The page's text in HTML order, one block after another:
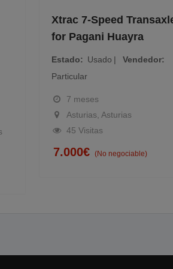
Xtrac 7-Speed Transaxle
for Pagani Huayra
Estado Usado
Vendedor
Particular
7 meses
Asturias, Asturias
45 Visitas
7.000€ (No negociable)